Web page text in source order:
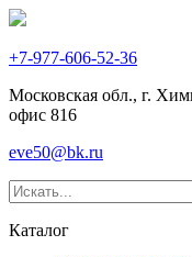
+7-977-606-52-36
Московская обл., г.
офис 816
eve50@bk.ru
Каталог